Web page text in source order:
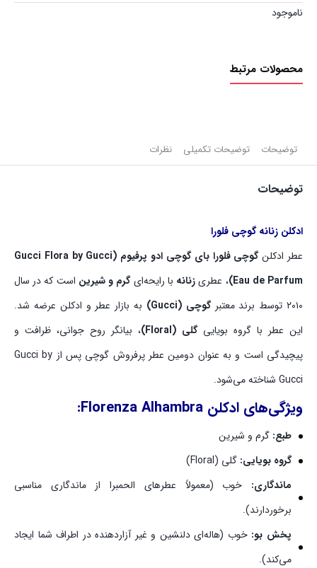
ناموجود
محصولات مرتبط
توضیحات توضیحات تکمیلی نظرات
توضیحات
ادکلن زنانه گوچی فلورا
عطر ادکلن
گوچی فلورا بای گوچی ادو پرفیوم (Gucci Flora by Gucci
Eau de Parfum) ، عطریزنانه با رایحه‌ایگرم و شیرین است که در سال
۲۰۱۰ توسط برند معتبر
گوچی (Gucci)
به بازار عطر و ادکلن عرضه شد.
این عطر با گروه بویاییگلی (Floral)
، بیانگر روح جوانی، ظرافت و
پیچیدگی است و به عنوان دومین عطر پرفروش گوچی پس از Gucci by
Gucci شناخته می‌شود.
ویژگی‌های ادکلن Florenza Alhambra:
طبع: گرم و شیرین
گروه بویایی: گلی (Floral)
ماندگاری: خوب (معمولاً عطرهای الحمبرا از ماندگاری مناسبی
برخوردارند).
پخش بو: خوب (هاله‌ای دلنشین و غیر آزاردهنده در اطراف شما ایجاد
می‌کند).